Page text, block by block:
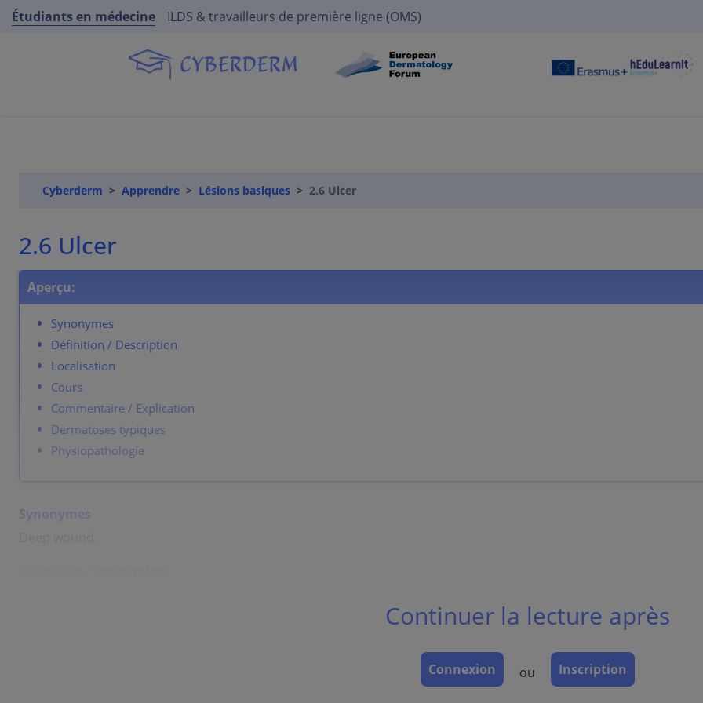
Étudiants en médecine ILDS & travailleurs de première ligne (OMS)
Cyberderm Apprendre Lésions basiques 2.6 Ulcer
2.6 Ulcer
Aperçu:
Synonymes
Définition / Description
Localisation
Cours
Commentaire / Explication
Dermatoses typiques
Physiopathologie
Synonymes
Continuer la lecture après
Connexion ou Inscription